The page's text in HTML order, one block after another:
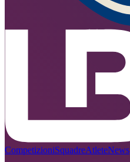
CompetizioniSquadreAtleteNews